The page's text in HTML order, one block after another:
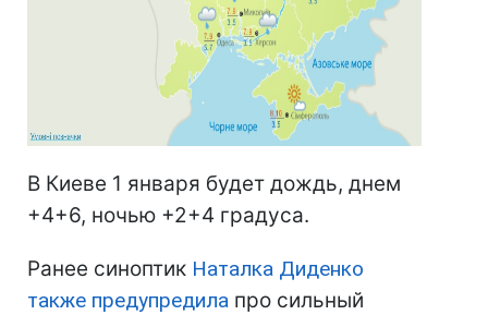
В Киеве 1 января будет дождь, днем
+4+6, ночью +2+4 градуса.
Ранее синоптик Наталка Диденко
также предупредила про сильный